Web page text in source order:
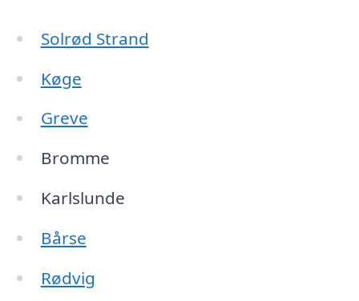
Solrød Strand
Køge
Greve
Bromme
Karlslunde
Bårse
Rødvig